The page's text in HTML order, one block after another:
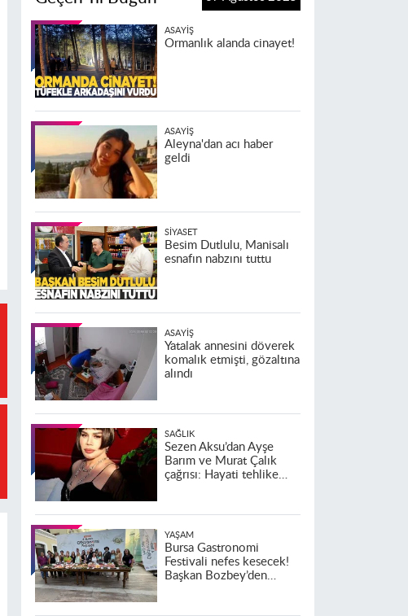
ASAYIŞ
Ormanlık alanda cinayet!
ASAYIŞ
Aleyna'dan acı haber
geldi
SIYASET
Besim Dutlulu, Manisalı
esnafın nabzını tuttu
ASAYIŞ
Yatalak annesini döverek
komalık etmişti, gözaltına
alındı
SAĞLIK
Sezen Aksu’dan Ayşe
Barım ve Murat Çalık
çağrısı: Hayati tehlike
YAŞAM
Bursa Gastronomi
Festivali nefes kesecek!
Başkan Bozbey’den